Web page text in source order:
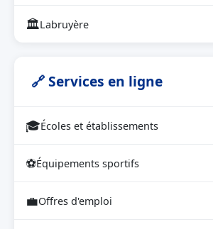
🏛Labruyère
🔗 Services en ligne
🎓Écoles et établissements
⚽Équipements sportifs
💼Offres d'emploi